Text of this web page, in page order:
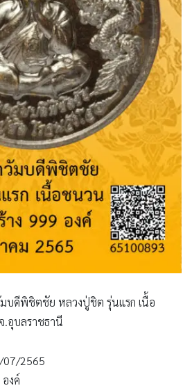
บดีพิชิตชัย หลวงปู่ชิต รุ่นแรก เนื้อ
.อุบลราชธานี
07/2565
งค์